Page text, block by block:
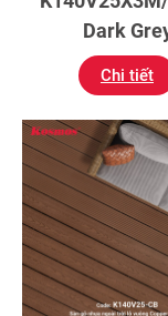
Dark
Chi tiết